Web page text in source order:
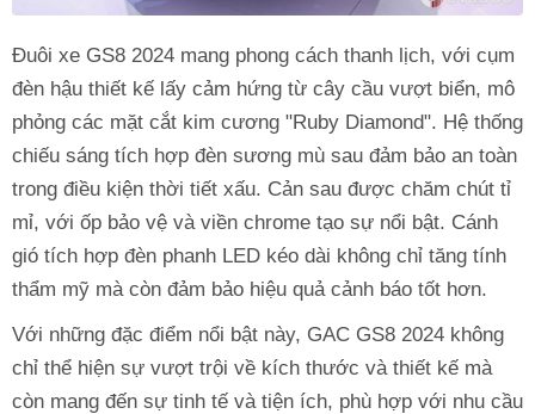
Đuôi xe GS8 2024 mang phong cách thanh lịch, với cụm
đèn hậu thiết kế lấy cảm hứng từ cây cầu vượt biển, mô
phỏng các mặt cắt kim cương "Ruby Diamond". Hệ thống
chiếu sáng tích hợp đèn sương mù sau đảm bảo an toàn
trong điều kiện thời tiết xấu. Cản sau được chăm chút tỉ
mỉ, với ốp bảo vệ và viền chrome tạo sự nổi bật. Cánh
gió tích hợp đèn phanh LED kéo dài không chỉ tăng tính
thẩm mỹ mà còn đảm bảo hiệu quả cảnh báo tốt hơn.
Với những đặc điểm nổi bật này, GAC GS8 2024 không
chỉ thể hiện sự vượt trội về kích thước và thiết kế mà
còn mang đến sự tinh tế và tiện ích, phù hợp với nhu cầu